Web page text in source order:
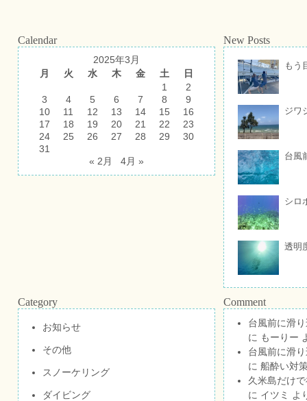
Calendar
2025年3月
月
火 水 木 金 土
日
1
2
3
4 5 6 7 8
9
10
11 12 13 14 15
16
17
18 19 20 21 22
23
24
25 26 27 28 29
30
31
« 2月
4月 »
New Posts
もう
ジワ
台風
シロ
透明
Category
お知らせ
その他
スノーケリング
ダイビング
Comment
台風前に滑
に もーりー
台風前に滑
に 船酔い対
久米島だけ
に イツミ
よ